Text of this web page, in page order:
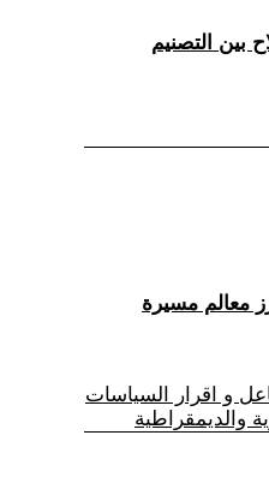
بين التصنيم
ما هي أبرز معالم مسيرة
و اقرار السياسات
والديمقراطية